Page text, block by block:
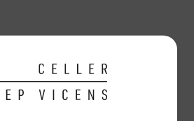
Graus